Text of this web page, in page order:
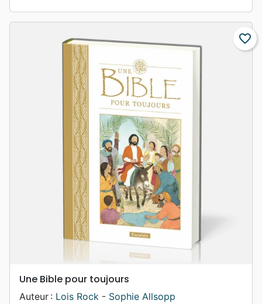
favorite_border
Une Bible pour toujours
Auteur : Lois Rock - Sophie Allsopp